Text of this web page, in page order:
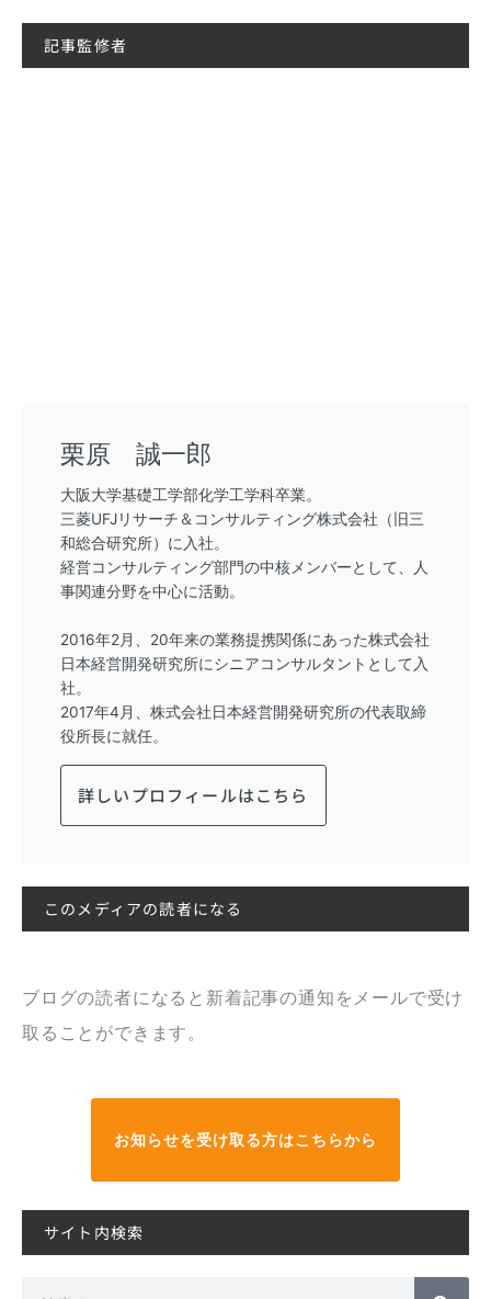
記事監修者
栗原 誠一郎
大阪大学基礎工学部化学工学科卒業。
三菱UFJリサーチ＆コンサルティング株式会社（旧三
和総合研究所）に入社。
経営コンサルティング部門の中核メンバーとして、人
事関連分野を中心に活動。
2016年2月、20年来の業務提携関係にあった株式会社
日本経営開発研究所にシニアコンサルタントとして入
社。
2017年4月、株式会社日本経営開発研究所の代表取締
役所長に就任。
詳しいプロフィールはこちら
このメディアの読者になる
ブログの読者になると新着記事の通知をメールで受け
取ることができます。
お知らせを受け取る方はこちらから
サイト内検索